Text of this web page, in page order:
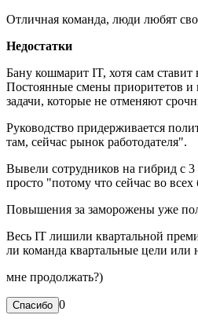
Отличная команда, люди любят
Недостатки
Бану кошмарит IT, хотя сам ставит
Постоянные смены приоритетов и
задачи, которые не отменяют
Руководство придерживается
там, сейчас рынок работодателя".
Вывели сотрудников на гибрид с
просто "потому что сейчас во всех
Повышения за заморожены уже
Весь IT лишили квартальной
ли команда квартальные цели или
мне продолжать?)
0